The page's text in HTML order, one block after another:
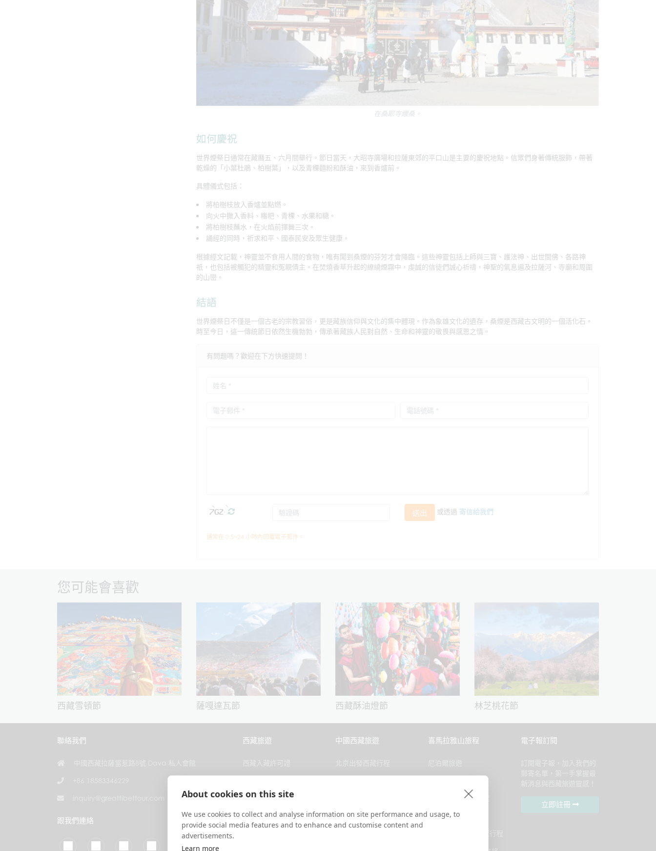
About cookies on this site
We use cookies to collect and analyse information on site performance and usage, to
provide social media features and to enhance and customise content and
advertisements.
Learn more
在桑耶寺煨桑。
如何慶祝
世界煙祭日通常在藏曆五、六月間舉行。節日當天，大昭寺廣場和拉薩東郊的平口山是主要的慶祝地點。信眾們身著傳統服飾，帶著
乾燥的「小葉杜鵑、柏樹葉」，以及青稞麵粉和酥油，來到香爐前。
具體儀式包括：
將柏樹枝放入香爐並點燃。
向火中撒入香料、糌粑、青稞、水果和糖。
將柏樹枝蘸水，在火焰前揮舞三次。
誦經的同時，祈求和平、國泰民安及眾生健康。
根據經文記載，神靈並不食用人間的食物，唯有聞到桑煙的芬芳才會降臨。這些神靈包括上師與三寶、護法神、出世間佛、各路神
祇，也包括被觸犯的精靈和冤親債主。在焚燒香草升起的繚繞煙霧中，虔誠的信徒們誠心祈禱，神聖的氣息遍及拉薩河、寺廟和周圍
的山巒。
結語
世界煙祭日不僅是一個古老的宗教習俗，更是藏族信仰與文化的集中體現。作為象雄文化的遺存，桑煙是西藏古文明的一個活化石。
時至今日，這一傳統節日依然生機勃勃，傳承著藏族人民對自然、生命和神靈的敬畏與感恩之情。
有問題嗎？歡迎在下方快速提問！
送出 或透過 寄信給我們
通常在 0.5~24 小時內回覆電子郵件。
您可能會喜歡
西藏雪頓節 薩嘎達瓦節 西藏酥油燈節 林芝桃花節
聯絡我們
跟我們連絡
西藏旅遊
西藏天氣
西藏飯店推薦
中國西藏旅遊
西安出發西藏行程
喜馬拉雅山旅程
尼泊爾西藏連線行程
不丹＋西藏行程
電子報訂閱
立即註冊